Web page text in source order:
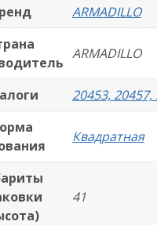
ARMADILLO
ARMADILLO
20453,
Квадратная
41